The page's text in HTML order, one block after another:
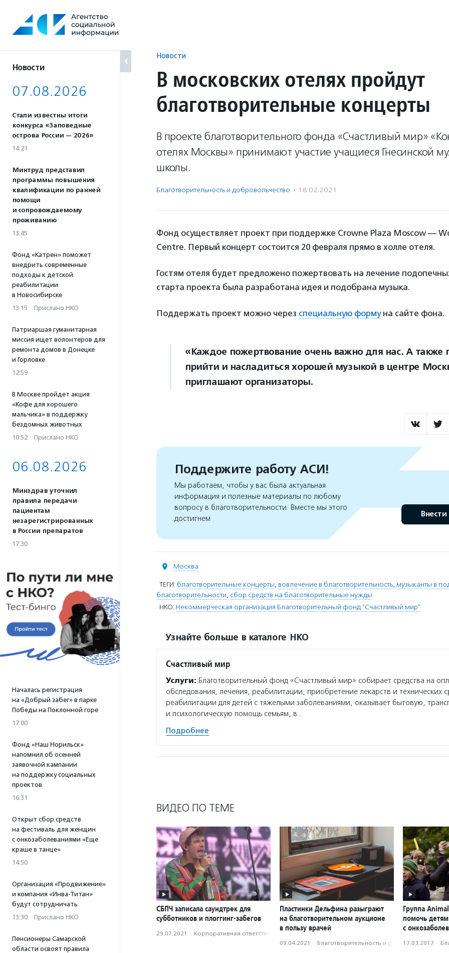
содержанию
Новости
07.08.2026
Стали известны итоги
конкурса «Заповедные
острова России — 2026»
14:21
Минтруд представил
программы повышения
квалификации по ранней
помощи
и сопровождаемому
проживанию
13:45
Фонд «Катрен» поможет
внедрить современные
подходы к детской
реабилитации
в Новосибирске
13:15 · Прислано НКО
Патриаршая гуманитарная
миссия ищет волонтеров для
ремонта домов в Донецке
и Горловке
12:59
В Москве пройдет акция
«Кофе для хорошего
мальчика» в поддержку
бездомных животных
10:52 · Прислано НКО
06.08.2026
Минздрав уточнил
правила передачи
пациентам
незарегистрированных
в России препаратов
17:30
Началась регистрация
на «Добрый забег» в парке
Победы на Поклонной горе
17:00
Фонд «Наш Норильск»
напомнил об осенней
заявочной кампании
на поддержку социальных
проектов
16:31
Открыт сбор средств
на фестиваль для женщин
с онкозаболеваниями «Еще
краше в танце»
14:50
Организация «Продвижение»
и компания «Инва-Титан»
будут сотрудничать
13:30 · Прислано НКО
Пенсионеры Самарской
области освоят правила
Новости
В московских отелях пройдут
благотворительные концерты
В проекте благотворительного фонда «Счастливый мир»
отелях Москвы» принимают участие учащиеся Гнесинской
школы.
Благотвори­тель­ность и доброволь­чест­во · 18.02.2021
Фонд осуществляет проект при поддержке Crowne Plaza Moscow —
Centre. Первый концерт состоится 20 февраля прямо в холле отеля.
Гостям отеля будет предложено пожертвовать на лечение
старта проекта была разработана идея и подобрана музыка.
Поддержать проект можно через специальную формуна сайте фона.
«Каждое пожертвование очень важно для нас. А также
прийти и насладиться хорошей музыкой в центре
приглашают организаторы.
Поддержите работу АСИ!
Мы работаем, чтобы у вас была актуальная
информация и полезные материалы по любому
вопросу в благотворительности. Вместе мы этого
достигнем
Внести
Москва
ТЕГИ: благотворительные концерты, вовлечение в благотворительность, музыканты в
благотворительности, сбор средств на благотворительные нужды
НКО: Некоммерческая организация Благотворительный фонд "Счастливый мир"
Узнайте больше в каталоге НКО
Счастливый мир
Услуги: Благотворительный фонд «Счастливый мир» собирает средства на
обследования, лечения, реабилитации, приобретение лекарств и технических
реабилитации для детей с тяжелыми заболеваниями, оказывает бытовую,
и психологическую помощь семьям, в…
Подробнее
ВИДЕО ПО ТЕМЕ
СБПЧ записала саундтрек для
субботников и плоггинг-забегов
29.07.2021 · Корпоративная ответственность
Пластинки Дельфина разыграют
на благотворительном аукционе
в пользу врачей
09.04.2021 · Благотвори­тель­ность и доброволь­чест­во
Группа
помочь детям
с
17.03.2017 ·